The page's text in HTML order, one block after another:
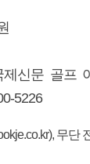
신문 골프
5226
무단